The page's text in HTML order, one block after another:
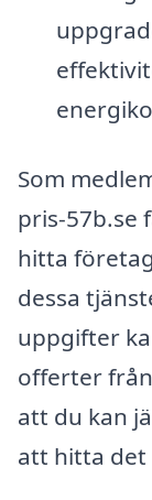
Som
pris-57b.se
hitta
dessa
uppgifter
offerter
att du kan
att hitta det